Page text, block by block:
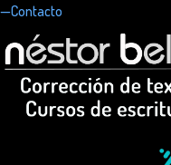
—Contacto